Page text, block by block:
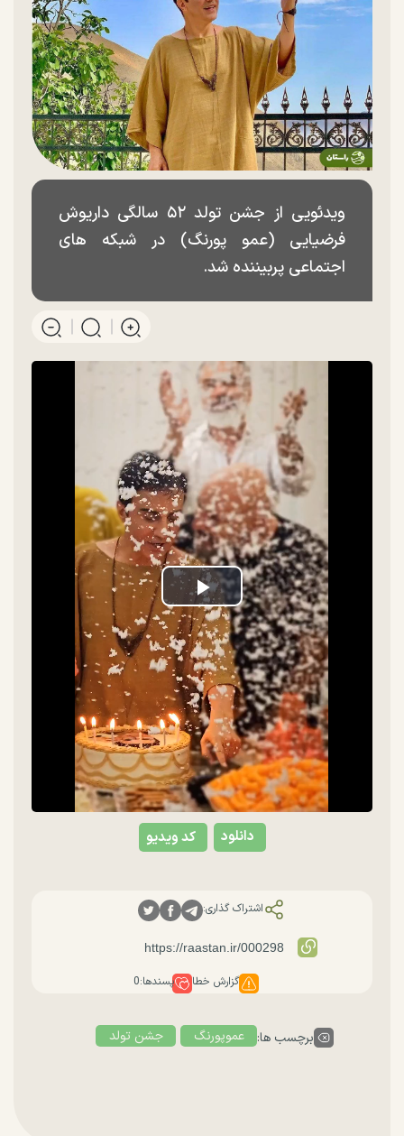
ویدئویی از جشن تولد ۵۲ سالگی داریوش
فرضیایی (عمو پورنگ) در شبکه های
اجتماعی پربیننده شد.
Play
Video
کد ویدیو دانلود
اشتراک گذاری:
گزارش خطا پسندها:0
برچسب ها: عموپورنگ جشن تولد